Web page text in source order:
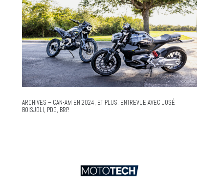
ARCHIVES – CAN-AM EN 2024, ET PLUS. ENTREVUE AVEC JOSÉ
BOISJOLI, PDG, BRP.